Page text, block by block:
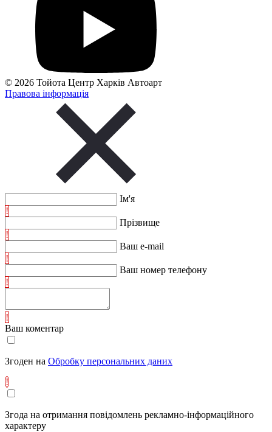
© 2026 Тойота Центр Харків Автоарт
Правова інформація
Ім'я
!
Прізвище
!
Ваш e-mail
!
Ваш номер телефону
!
!
Ваш коментар
Згоден на Обробку персональних даних
!
Згода на отримання повідомлень рекламно-інформаційного
характеру